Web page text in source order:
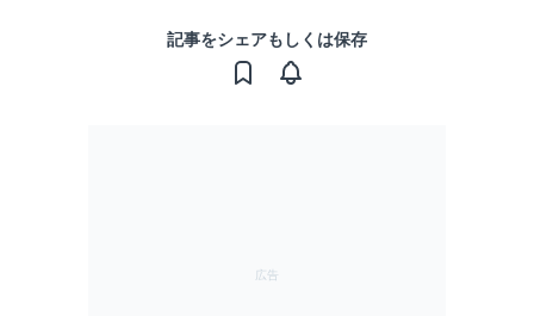
記事をシェアもしくは保存